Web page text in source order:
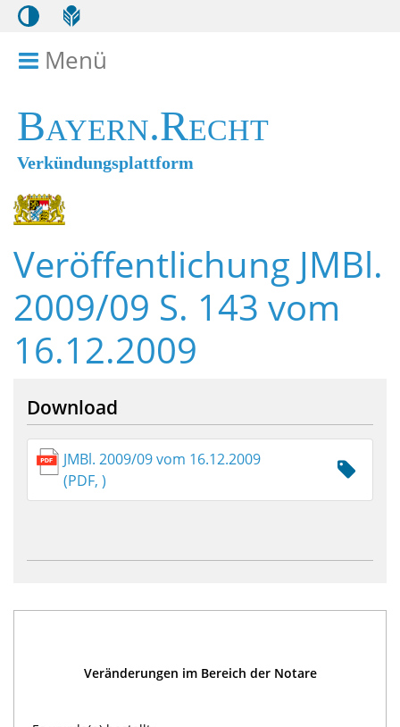
Menü
Bayern.Recht
Verkündungsplattform
Veröffentlichung JMBl.
2009/09 S. 143 vom
16.12.2009
Download
JMBl. 2009/09 vom 16.12.2009
(PDF, )
Veränderungen im Bereich der Notare